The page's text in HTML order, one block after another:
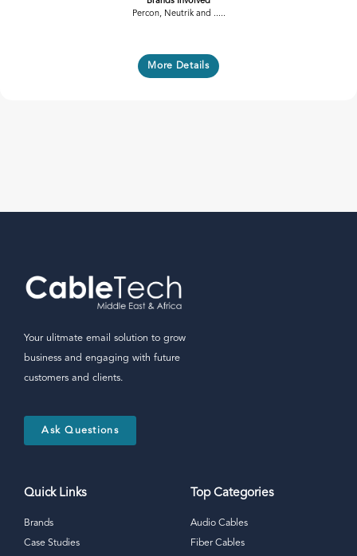
Percon, Neutrik and .....
More Details
Your ulitmate email solution to grow
business and engaging with future
customers and clients.
Ask Questions
Quick Links
Brands
Case Studies
Top Categories
Audio Cables
Fiber Cables